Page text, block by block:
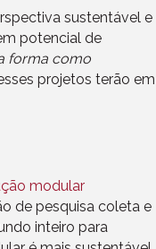
sustentável e
potencial de
forma como
projetos terão em
modular
de pesquisa coleta e
inteiro para